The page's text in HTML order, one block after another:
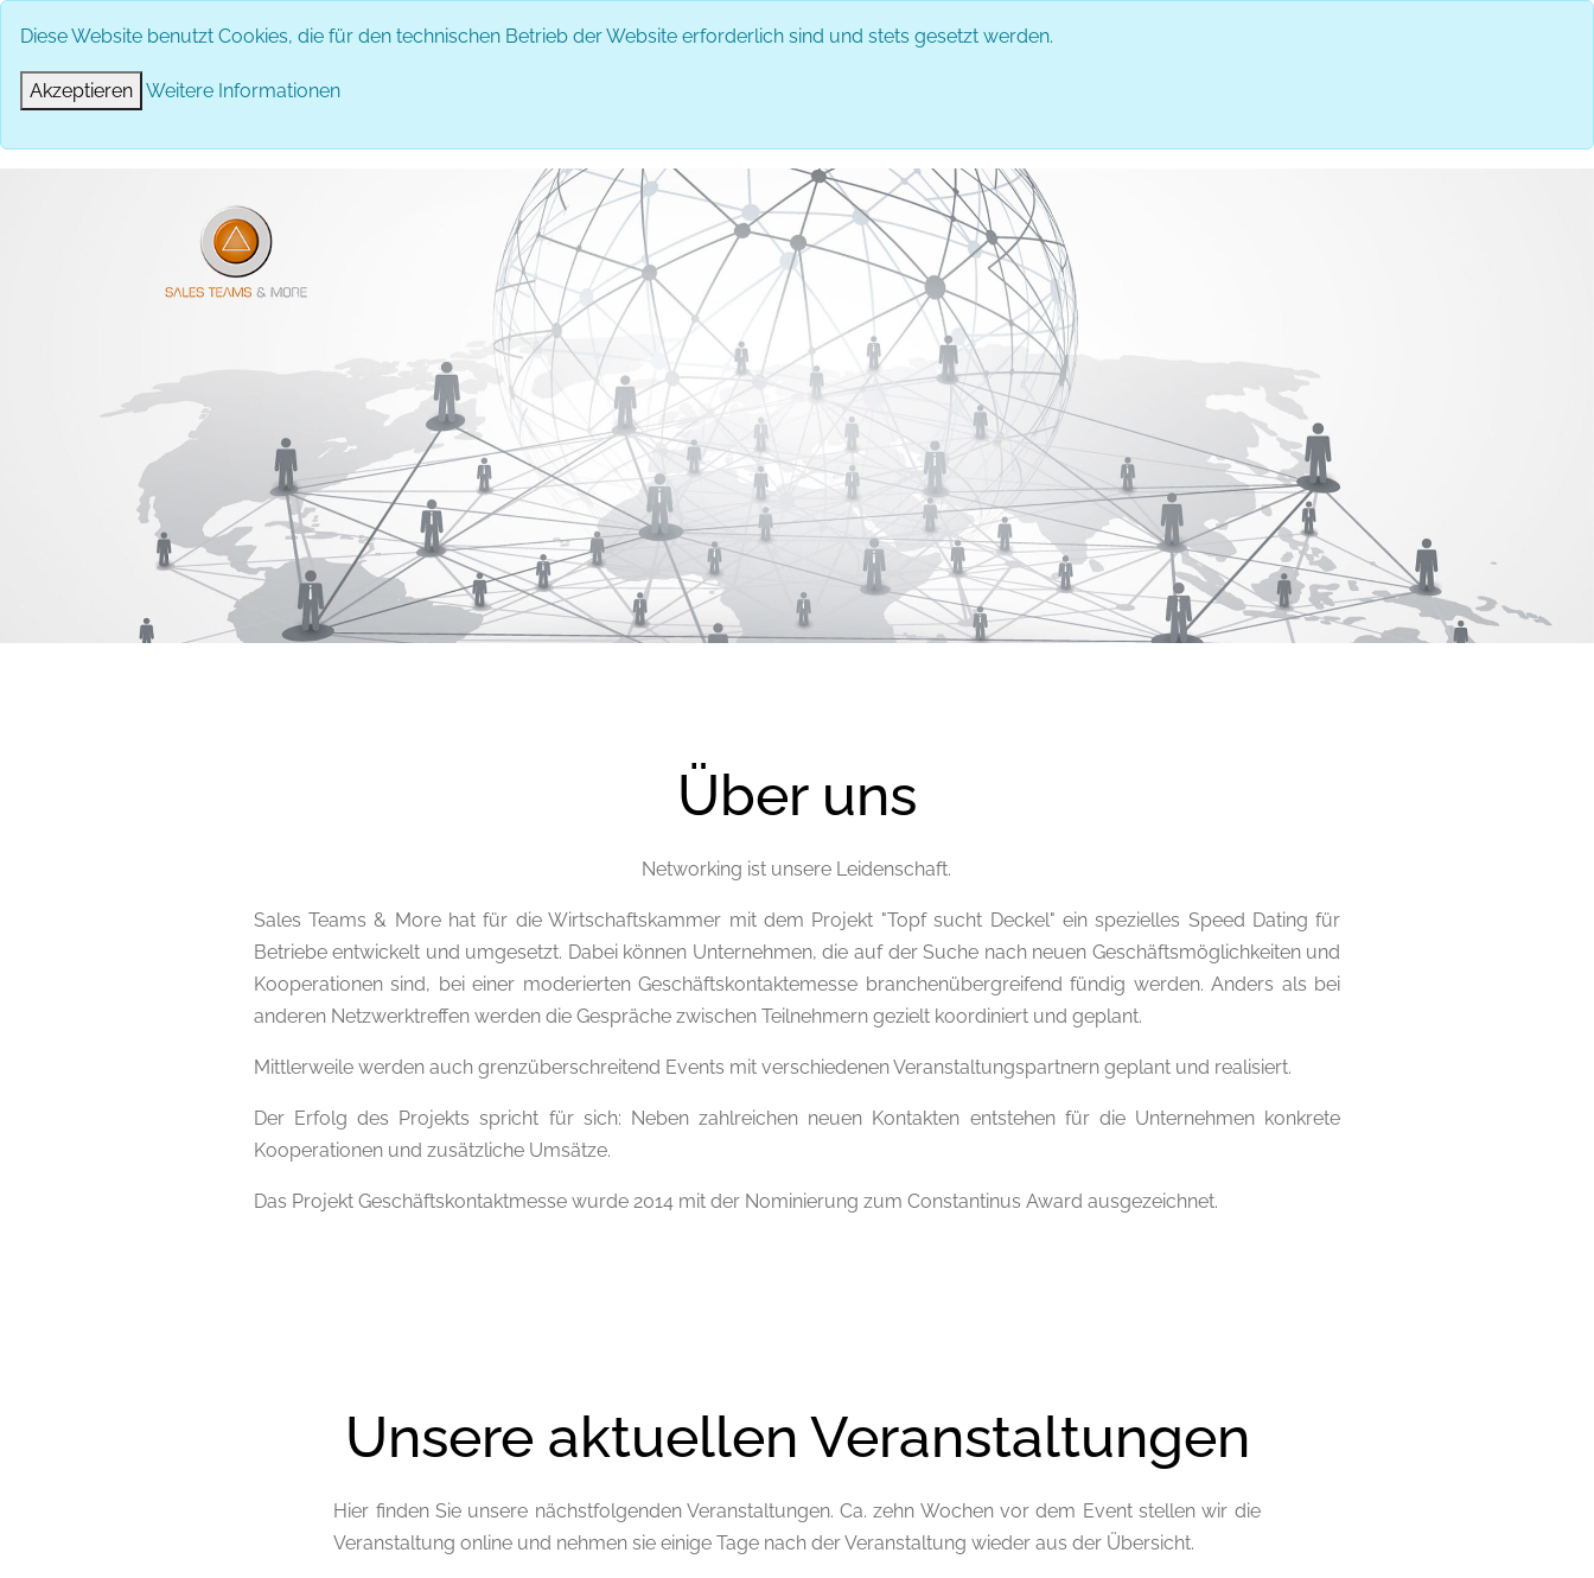
Diese Website benutzt Cookies, die für den technischen Betrieb der Website erforderlich sind und stets gesetzt werden.
Akzeptieren Weitere Informationen
Über uns
Networking ist unsere Leidenschaft.
Sales Teams & More hat für die Wirtschaftskammer mit dem Projekt "Topf sucht Deckel" ein spezielles Speed Dating für
Betriebe entwickelt und umgesetzt. Dabei können Unternehmen, die auf der Suche nach neuen Geschäftsmöglichkeiten und
Kooperationen sind, bei einer moderierten Geschäftskontaktemesse branchenübergreifend fündig werden. Anders als bei
anderen Netzwerktreffen werden die Gespräche zwischen Teilnehmern gezielt koordiniert und geplant.
Mittlerweile werden auch grenzüberschreitend Events mit verschiedenen Veranstaltungspartnern geplant und realisiert.
Der Erfolg des Projekts spricht für sich: Neben zahlreichen neuen Kontakten entstehen für die Unternehmen konkrete
Kooperationen und zusätzliche Umsätze.
Das Projekt Geschäftskontaktmesse wurde 2014 mit der Nominierung zum Constantinus Award ausgezeichnet.
Unsere aktuellen Veranstaltungen
Hier finden Sie unsere nächstfolgenden Veranstaltungen. Ca. zehn Wochen vor dem Event stellen wir die
Veranstaltung online und nehmen sie einige Tage nach der Veranstaltung wieder aus der Übersicht.